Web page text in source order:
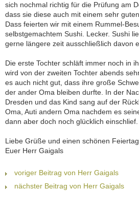
sich nochmal richtig für die Prüfung am
dass sie diese auch mit einem sehr
Dass feierten wir mit einem Rummel-
selbstgemachtem Sushi. Lecker. Sushi
gerne längere zeit ausschließlich davon
Die erste Tochter schläft immer noch in
wird von der zweiten Tochter abends
es auch nicht gut, dass ihre große
der ander Oma bleiben durfte. In der
Dresden und das Kind sang auf der
Oma, Auti andern Oma nachdem es
dann aber doch noch glücklich einschlief.
Liebe Grüße und einen schönen
Euer Herr Gaigals
voriger Beitrag von Herr Gaigals
nächster Beitrag von Herr Gaigals